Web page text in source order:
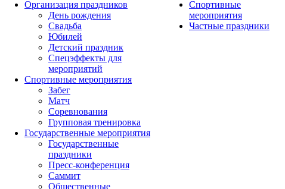
Организация праздников
День рождения
Свадьба
Юбилей
Детский праздник
Спецэффекты для
мероприятий
Спортивные мероприятия
Забег
Матч
Соревнования
Групповая тренировка
Государственные мероприятия
Государственные
праздники
Пресс-конференция
Саммит
Общественные
Спортивные
мероприятия
Частные праздники